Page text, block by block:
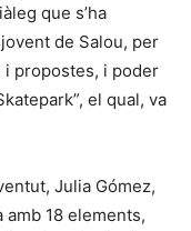
que s’ha
de Salou, per
i propostes, i poder
el qual, va
Julia Gómez,
amb 18 elements,